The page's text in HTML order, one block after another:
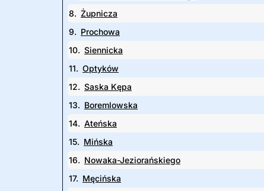
8. Żupnicza
9. Prochowa
10. Siennicka
11. Optyków
12. Saska Kępa
13. Boremlowska
14. Ateńska
15. Mińska
16. Nowaka-Jeziorańskiego
17. Męcińska